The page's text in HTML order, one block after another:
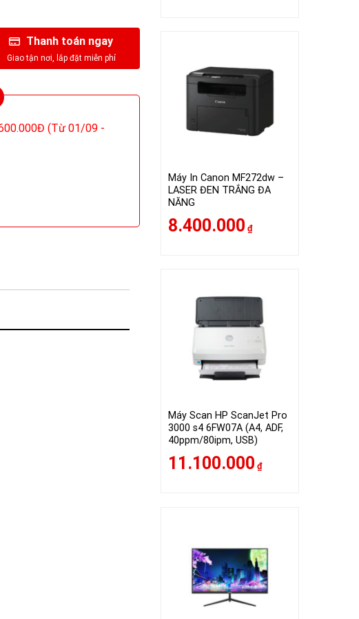
Máy In Canon MF272dw –
LASER ĐEN TRẮNG ĐA
NĂNG
8.400.000 ₫
Máy Scan HP ScanJet Pro
3000 s4 6FW07A (A4, ADF,
40ppm/80ipm, USB)
11.100.000 ₫
Thanh toán ngay
600.000Đ (Từ 01/09 -